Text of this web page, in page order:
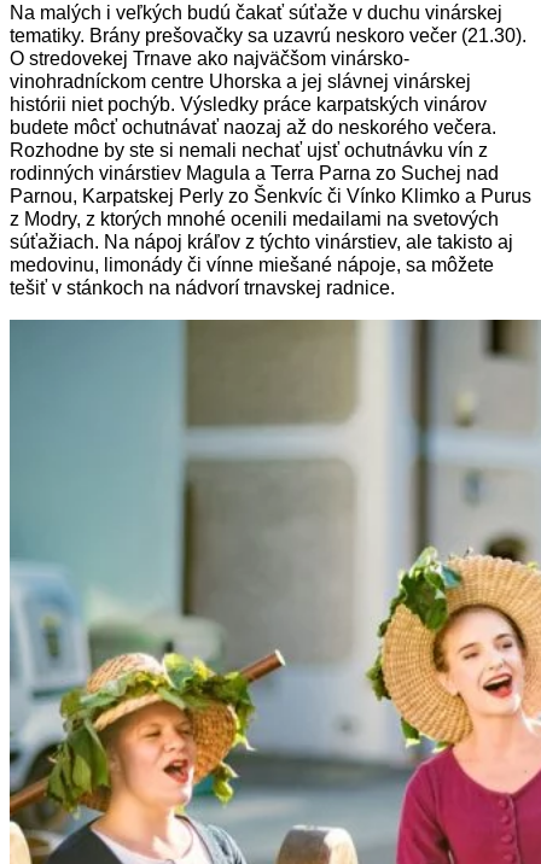
Na malých i veľkých budú čakať súťaže v duchu vinárskej
tematiky. Brány prešovačky sa uzavrú neskoro večer (21.30).
O stredovekej Trnave ako najväčšom vinársko-
vinohradníckom centre Uhorska a jej slávnej vinárskej
histórii niet pochýb. Výsledky práce karpatských vinárov
budete môcť ochutnávať naozaj až do neskorého večera.
Rozhodne by ste si nemali nechať ujsť ochutnávku vín z
rodinných vinárstiev Magula a Terra Parna zo Suchej nad
Parnou, Karpatskej Perly zo Šenkvíc či Vínko Klimko a Purus
z Modry, z ktorých mnohé ocenili medailami na svetových
súťažiach. Na nápoj kráľov z týchto vinárstiev, ale takisto aj
medovinu, limonády či vínne miešané nápoje, sa môžete
tešiť v stánkoch na nádvorí trnavskej radnice.